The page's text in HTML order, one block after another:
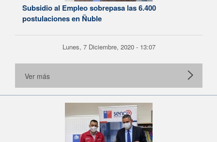
Subsidio al Empleo sobrepasa las 6.400
postulaciones en Ñuble
Lunes, 7 Diciembre, 2020 - 13:07
Ver más